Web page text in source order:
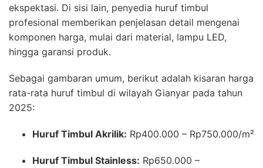
ekspektasi. Di sisi lain, penyedia huruf timbul
profesional memberikan penjelasan detail mengenai
komponen harga, mulai dari material, lampu LED,
hingga garansi produk.
Sebagai gambaran umum, berikut adalah kisaran harga
rata-rata huruf timbul di wilayah Gianyar pada tahun
2025:
Huruf Timbul Akrilik: Rp400.000 – Rp750.000/m²
Huruf Timbul Stainless: Rp650.000 –